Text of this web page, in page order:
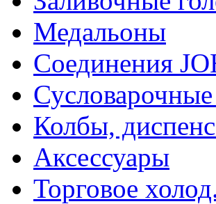
Медальоны
Соединения
Колбы,
Аксессуары
Торговое